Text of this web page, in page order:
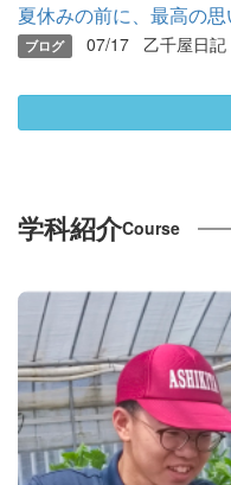
ブログ 07/17 乙千屋日記
学科紹介Course